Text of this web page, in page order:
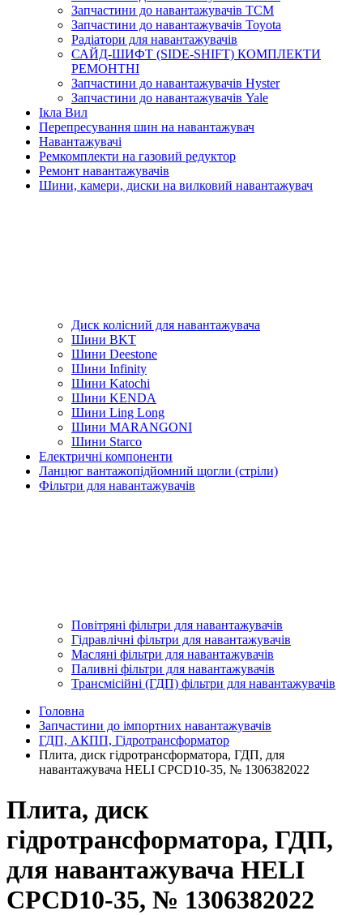
Запчастини до навантажувачів TCM
Запчастини до навантажувачів Toyota
Радіатори для навантажувачів
САЙД-ШИФТ (SIDE-SHIFT) КОМПЛЕКТИ
РЕМОНТНІ
Запчастини до навантажувачів Hyster
Запчастини до навантажувачів Yale
Ікла Вил
Перепресування шин на навантажувач
Навантажувачі
Ремкомплекти на газовий редуктор
Ремонт навантажувачів
Шини, камери, диски на вилковий навантажувач
Диск колісний для навантажувача
Шини BKT
Шини Deestone
Шини Infinity
Шини Katochi
Шини KENDA
Шини Ling Long
Шини MARANGONI
Шини Starco
Електричні компоненти
Ланцюг вантажопідйомний щогли (стріли)
Фільтри для навантажувачів
Повітряні фільтри для навантажувачів
Гідравлічні фільтри для навантажувачів
Масляні фільтри для навантажувачів
Паливні фільтри для навантажувачів
Трансмісійні (ГДП) фільтри для навантажувачів
Головна
Запчастини до імпортних навантажувачів
ГДП, АКПП, Гідротрансформатор
Плита, диск гідротрансформатора, ГДП, для
навантажувача HELI CPCD10-35, № 1306382022
Плита, диск
гідротрансформатора, ГДП,
для навантажувача HELI
CPCD10-35, № 1306382022